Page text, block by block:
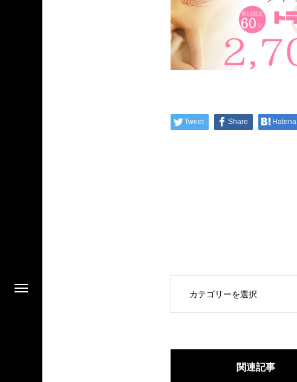
Tweet Share Hatena
関連記事